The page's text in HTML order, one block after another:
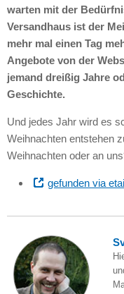
warten mit der
Versandhaus ist der
mehr mal einen Tag
Angebote von der
jemand dreißig Jahre
Geschichte.
Und jedes Jahr wird es
Weihnachten entstehen
Weihnachten oder an
gefunden via